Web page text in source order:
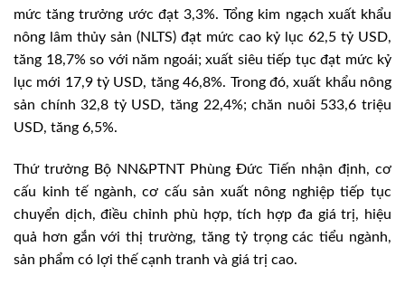
mức tăng trưởng ước đạt 3,3%. Tổng kim ngạch xuất khẩu
nông lâm thủy sản (NLTS) đạt mức cao kỷ lục 62,5 tỷ USD,
tăng 18,7% so với năm ngoái; xuất siêu tiếp tục đạt mức kỷ
lục mới 17,9 tỷ USD, tăng 46,8%. Trong đó, xuất khẩu nông
sản chính 32,8 tỷ USD, tăng 22,4%; chăn nuôi 533,6 triệu
USD, tăng 6,5%.
Thứ trưởng Bộ NN&PTNT Phùng Đức Tiến nhận định, cơ
cấu kinh tế ngành, cơ cấu sản xuất nông nghiệp tiếp tục
chuyển dịch, điều chỉnh phù hợp, tích hợp đa giá trị, hiệu
quả hơn gắn với thị trường, tăng tỷ trọng các tiểu ngành,
sản phẩm có lợi thế cạnh tranh và giá trị cao.